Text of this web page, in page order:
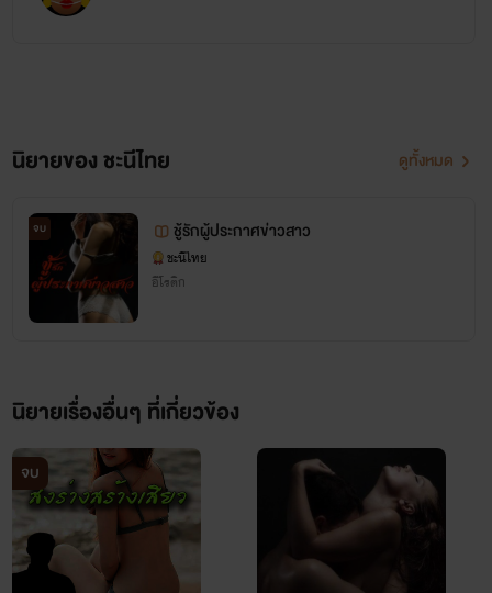
นิยายของ ชะนีไทย ดูทั้งหมด
จบ ชู้รักผู้ประกาศข่าวสาว
ชะนีไทย
อีโรติก
นิยายเรื่องอื่นๆ ที่เกี่ยวข้อง
จบ